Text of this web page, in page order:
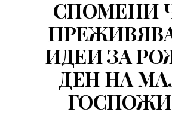
СПОМЕНИ
ИДЕИ ЗА
ДЕН НА